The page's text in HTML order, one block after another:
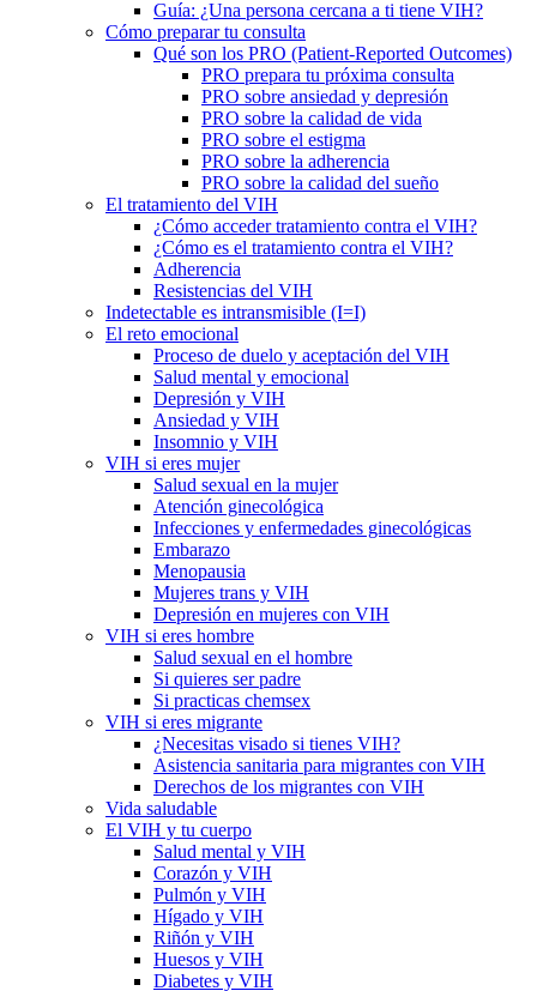
Guía: ¿Una persona cercana a ti tiene VIH?
Cómo preparar tu consulta
Qué son los PRO (Patient-Reported Outcomes)
PRO prepara tu próxima consulta
PRO sobre ansiedad y depresión
PRO sobre la calidad de vida
PRO sobre el estigma
PRO sobre la adherencia
PRO sobre la calidad del sueño
El tratamiento del VIH
¿Cómo acceder tratamiento contra el VIH?
¿Cómo es el tratamiento contra el VIH?
Adherencia
Resistencias del VIH
Indetectable es intransmisible (I=I)
El reto emocional
Proceso de duelo y aceptación del VIH
Salud mental y emocional
Depresión y VIH
Ansiedad y VIH
Insomnio y VIH
VIH si eres mujer
Salud sexual en la mujer
Atención ginecológica
Infecciones y enfermedades ginecológicas
Embarazo
Menopausia
Mujeres trans y VIH
Depresión en mujeres con VIH
VIH si eres hombre
Salud sexual en el hombre
Si quieres ser padre
Si practicas chemsex
VIH si eres migrante
¿Necesitas visado si tienes VIH?
Asistencia sanitaria para migrantes con VIH
Derechos de los migrantes con VIH
Vida saludable
El VIH y tu cuerpo
Salud mental y VIH
Corazón y VIH
Pulmón y VIH
Hígado y VIH
Riñón y VIH
Huesos y VIH
Diabetes y VIH